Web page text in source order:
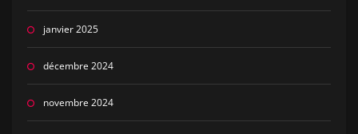
janvier 2025
décembre 2024
novembre 2024